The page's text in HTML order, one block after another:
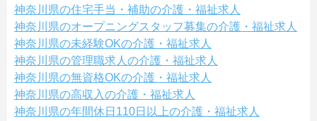
神奈川県の住宅手当・補助の介護・福祉求人
神奈川県のオープニングスタッフ募集の介護・福祉求人
神奈川県の未経験OKの介護・福祉求人
神奈川県の管理職求人の介護・福祉求人
神奈川県の無資格OKの介護・福祉求人
神奈川県の高収入の介護・福祉求人
神奈川県の年間休日110日以上の介護・福祉求人